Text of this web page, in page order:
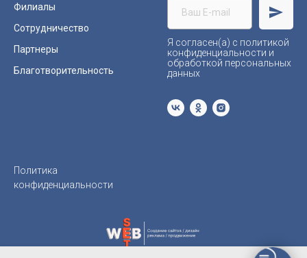
Филиалы
Сотрудничество
Партнеры
Благотворительность
Я согласен(а) с политикой
конфиденциальности и
обработкой персональных
данных
Политика
конфиденциальности